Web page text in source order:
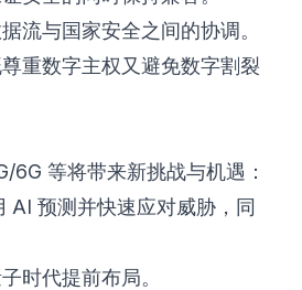
据流与国家安全之间的协调。
尊重数字主权又避免数字割裂
6G 等将带来新挑战与机遇：
AI 预测并快速应对威胁，同
时代提前布局。